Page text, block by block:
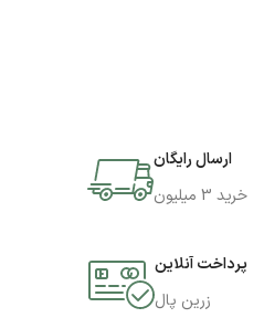
ارسال رایگان
خرید 3 میلیون
پرداخت آنلاین
زرین پال